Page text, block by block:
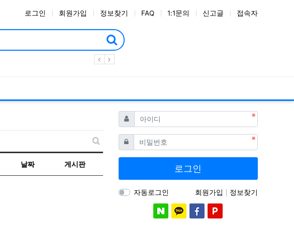
로그인 회원가입 정보찾기 FAQ 1:1문의 신고글 접속자
새글 검색
날짜 게시판
아이디 필수
비밀번호필수
로그인
자동로그인 회원가입 정보찾기